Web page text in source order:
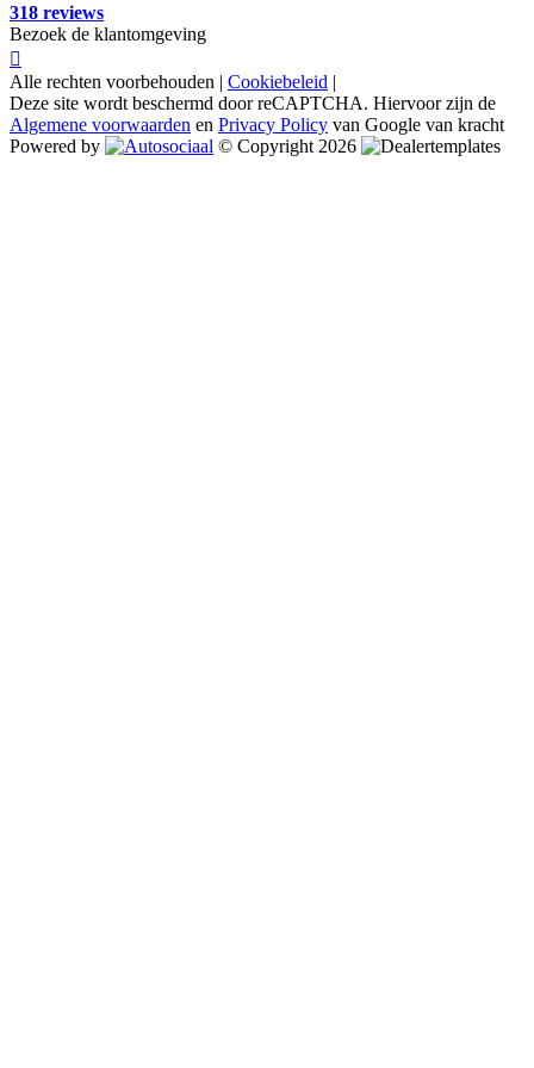
318 reviews
Bezoek de klantomgeving
Alle rechten voorbehouden | Cookiebeleid |
Deze site wordt beschermd door reCAPTCHA. Hiervoor zijn de
Algemene voorwaarden en Privacy Policy van Google van kracht
Powered by
© Copyright 2026